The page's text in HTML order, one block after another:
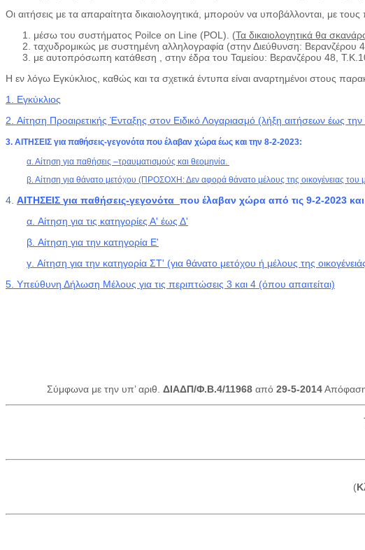
Οι αιτήσεις με τα απαραίτητα δικαιολογητικά, μπορούν να υποβάλλονται, με
μέσω του συστήματος Poilce on Line (POL). (Τα δικαιολογητικά θα
ταχυδρομικώς με συστημένη αλληλογραφία (στην Διεύθυνση:
με αυτοπρόσωπη κατάθεση , στην έδρα του Ταμείου: Βερανζέρου 48,
Η εν λόγω Εγκύκλιος, καθώς και τα σχετικά έντυπα είναι αναρτημένοι στους
1. Εγκύκλιος
2. Αίτηση Προαιρετικής Ένταξης στον Ειδικό Λογαριασμό (λήξη αιτήσεων έως
3. ΑΙΤΗΣΕΙΣ για παθήσεις-γεγονότα που έλαβαν χώρα έως και την 8-2-2023:
α. Αίτηση για παθήσεις –τραυματισμούς και θεομηνία.
β. Αίτηση για θάνατο μετόχου (ΠΡΟΣΟΧΗ: Δεν αφορά θάνατο μέλους της οικογένειας του
4. ΑΙΤΗΣΕΙΣ για παθήσεις-γεγονότα που έλαβαν χώρα από τις 9-2-2023 και
α. Αίτηση για τις κατηγορίες Α' έως Δ'
β. Αίτηση για την κατηγορία Ε'
γ. Αίτηση για την κατηγορία ΣΤ' (για θάνατο μετόχου ή μέλους της
5. Υπεύθυνη Δήλωση Μέλους για τις περιπτώσεις 3 και 4 (όπου απαιτείται)
Σύμφωνα με την υπ’ αριθ. ΔΙΑΔΠ/Φ.Β.4/11968 από 29-5-2014Απόφαση
(